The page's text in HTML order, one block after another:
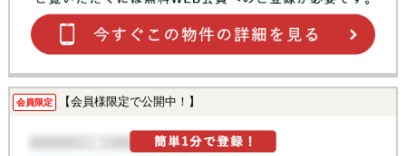
会員限定 【会員様限定で公開中！】